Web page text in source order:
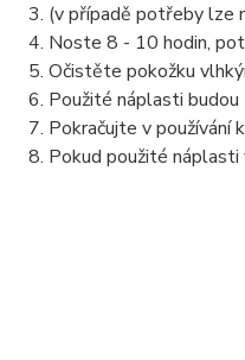
(v případě potřeby lze
Noste 8 - 10 hodin,
Očistěte pokožku
Použité náplasti
Pokračujte v používání
Pokud použité